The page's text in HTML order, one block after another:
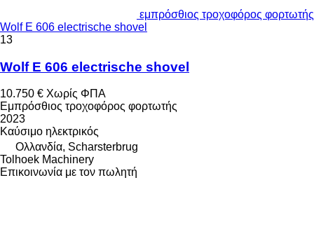
εμπρόσθιος τροχοφόρος φορτωτής
Wolf E 606 electrische shovel
13
Wolf E 606 electrische shovel
10.750 € Χωρίς ΦΠΑ
Εμπρόσθιος τροχοφόρος φορτωτής
2023
Καύσιμο ηλεκτρικός
Ολλανδία, Scharsterbrug
Tolhoek Machinery
Επικοινωνία με τον πωλητή